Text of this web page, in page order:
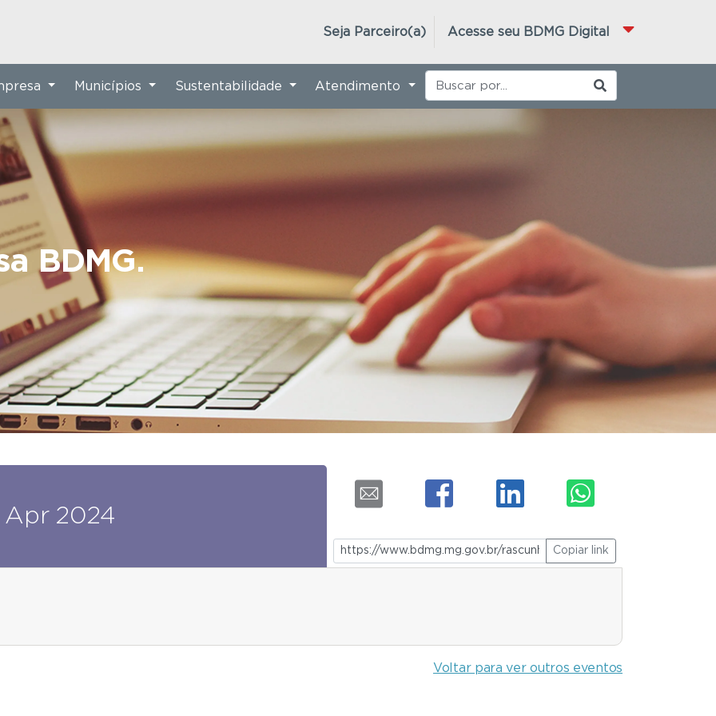
Acesse seu BDMG Digital
Seja Parceiro(a)
BDMG.
Municípios Sustentabilidade Atendimento
Apr 2024
Copiar link
Voltar para ver outros eventos